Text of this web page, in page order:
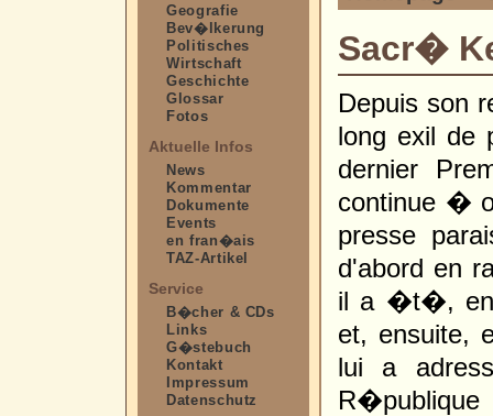
Geografie
Bev�lkerung
Politisches
Wirtschaft
Geschichte
Glossar
Fotos
Aktuelle Infos
News
Kommentar
Dokumente
Events
en fran�ais
TAZ-Artikel
Service
B�cher & CDs
Links
G�stebuch
Kontakt
Impressum
Datenschutz
Sacr�
Depuis son
long exil de
dernier
continue �
presse
d'abord en
il a �t�, en
et, ensuite,
lui a